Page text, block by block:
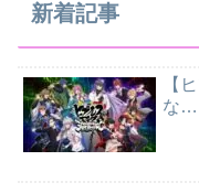
新着記事
【
な